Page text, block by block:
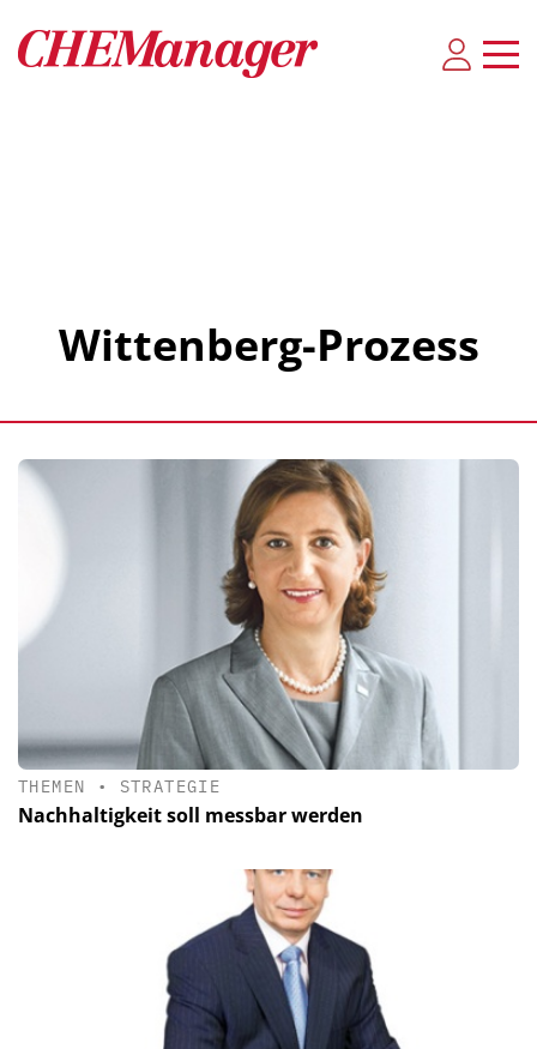
Wittenberg-Prozess
THEMEN • STRATEGIE
Nachhaltigkeit soll messbar werden